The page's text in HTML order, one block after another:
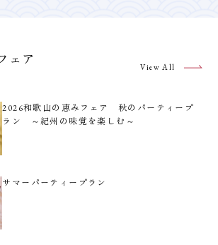
ェア View All
2026和歌山の恵みフェア 秋のパーティープ
ラン ～紀州の味覚を楽しむ～
サマーパーティープラン